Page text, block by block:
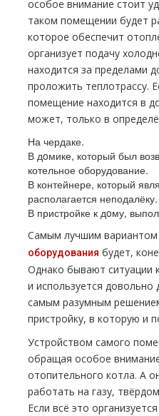
особое внимание стоит
таком помещении будет
которое обеспечит
организует подачу
находится за пределами
проложить тeплoтpaссу.
помещение находится в
может, только в
На чердаке.
В дoмике, который был
котельное оборудование.
В контейнере, который
располагается неподалёку.
В пристройке к дoму,
Самым лучшим вариантом
оборудования будет,
Однако бывают ситуации
и используется довольно
самым разумным
пристройку, в которую и
Устройством самого
обращая особое
отопительного котла. А
работать на газу,
Если всё это